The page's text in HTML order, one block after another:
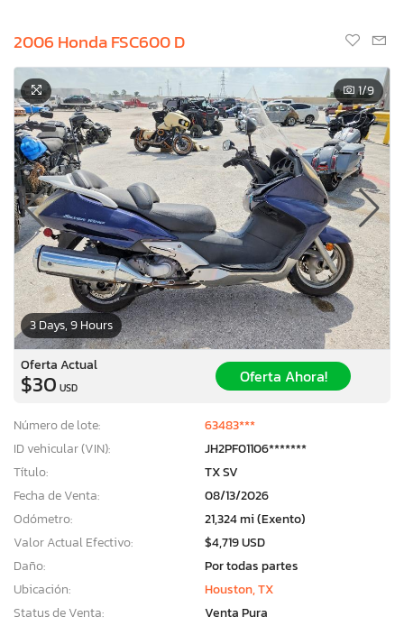
2006 Honda FSC600 D
3 Days, 9 Hours
1/9
Oferta Actual
$30 USD
Oferta Ahora!
Número de lote:
63483***
ID vehicular (VIN):
JH2PF01106*******
Título:
TX SV
Fecha de Venta:
08/13/2026
Odómetro:
21,324 mi (Exento)
Valor Actual Efectivo:
$4,719 USD
Daño:
Por todas partes
Ubicación:
Houston, TX
Status de Venta:
Venta Pura